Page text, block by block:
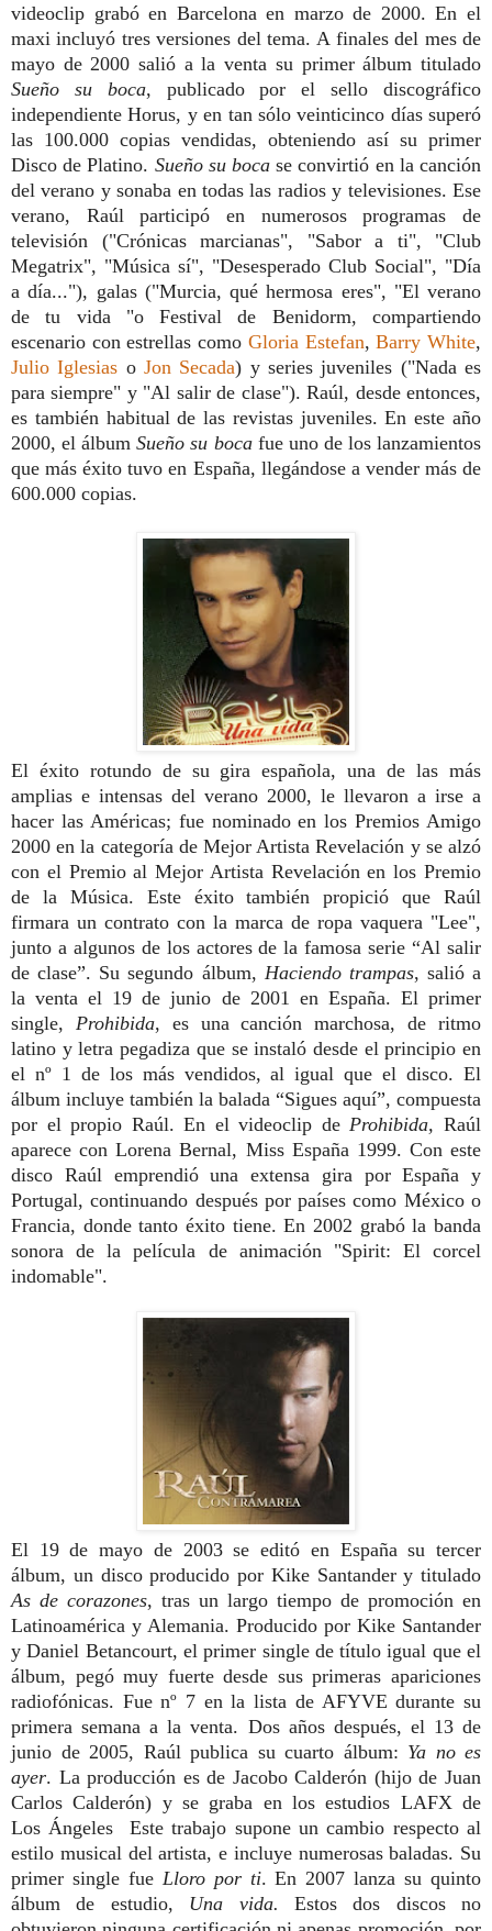
videoclip grabó en Barcelona en marzo de 2000. En el
maxi incluyó tres versiones del tema. A finales del mes de
mayo de 2000 salió a la venta su primer álbum titulado
Sueño su boca, publicado por el sello discográfico
independiente Horus, y en tan sólo veinticinco días superó
las 100.000 copias vendidas, obteniendo así su primer
Disco de Platino. Sueño su boca se convirtió en la canción
del verano y sonaba en todas las radios y televisiones. Ese
verano, Raúl participó en numerosos programas de
televisión ("Crónicas marcianas", "Sabor a ti", "Club
Megatrix", "Música sí", "Desesperado Club Social", "Día
a día..."), galas ("Murcia, qué hermosa eres", "El verano
de tu vida "o Festival de Benidorm, compartiendo
escenario con estrellas como Gloria Estefan,Barry White,
Julio Iglesias oJon Secada) y series juveniles ("Nada es
para siempre" y "Al salir de clase"). Raúl, desde entonces,
es también habitual de las revistas juveniles. En este año
2000, el álbumSueño su boca fue uno de los lanzamientos
que más éxito tuvo en España, llegándose a vender más de
600.000 copias.
El éxito rotundo de su gira española, una de las más
amplias e intensas del verano 2000, le llevaron a irse a
hacer las Américas; fue nominado en los Premios Amigo
2000 en la categoría de Mejor Artista Revelación y se alzó
con el Premio al Mejor Artista Revelación en los Premio
de la Música. Este éxito también propició que Raúl
firmara un contrato con la marca de ropa vaquera "Lee",
junto a algunos de los actores de la famosa serie “Al salir
de clase”. Su segundo álbum, Haciendo trampas, salió a
la venta el 19 de junio de 2001 en España. El primer
single, Prohibida, es una canción marchosa, de ritmo
latino y letra pegadiza que se instaló desde el principio en
el nº 1 de los más vendidos, al igual que el disco. El
álbum incluye también la balada “Sigues aquí”, compuesta
por el propio Raúl. En el videoclip de Prohibida,Raúl
aparece con Lorena Bernal, Miss España 1999. Con este
disco Raúl emprendió una extensa gira por España y
Portugal, continuando después por países como México o
Francia, donde tanto éxito tiene. En 2002 grabó la banda
sonora de la película de animación "Spirit: El corcel
indomable".
El 19 de mayo de 2003 se editó en España su tercer
álbum, un disco producido por Kike Santander y titulado
As de corazones, tras un largo tiempo de promoción en
Latinoamérica y Alemania. Producido por Kike Santander
y Daniel Betancourt, el primer single de título igual que el
álbum, pegó muy fuerte desde sus primeras apariciones
radiofónicas. Fue nº 7 en la lista de AFYVE durante su
primera semana a la venta. Dos años después, el 13 de
junio de 2005, Raúl publica su cuarto álbum: Ya no es
ayer. La producción es de Jacobo Calderón (hijo de Juan
Carlos Calderón) y se graba en los estudios LAFX de
Los Ángeles Este trabajo supone un cambio respecto al
estilo musical del artista, e incluye numerosas baladas. Su
primer single fue Lloro por ti. En 2007 lanza su quinto
álbum de estudio, Una vida. Estos dos discos no